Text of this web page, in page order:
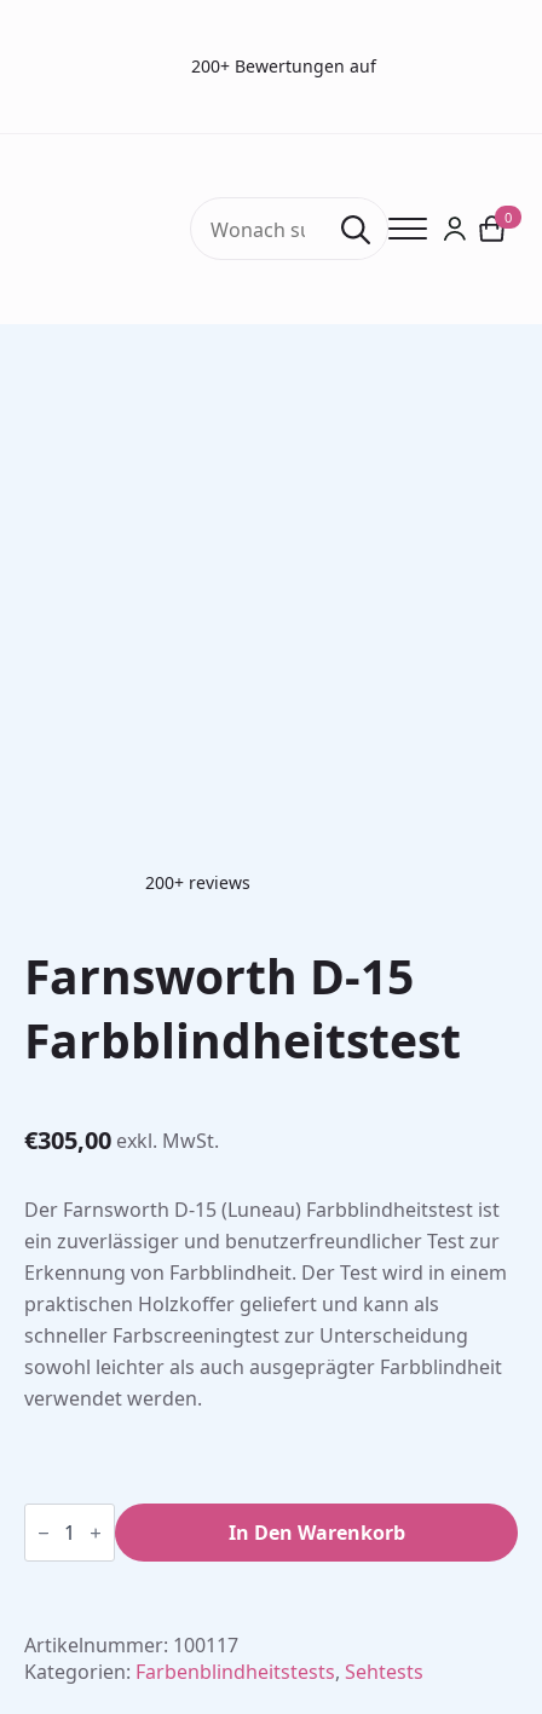
200+ Bewertungen auf
Search
for:
0
Farbenblindheitstests
200+ reviews
Farnsworth D-15
Farbblindheitstest
€305,00 exkl. MwSt.
Der Farnsworth D-15 (Luneau) Farbblindheitstest ist
ein zuverlässiger und benutzerfreundlicher Test zur
Erkennung von Farbblindheit. Der Test wird in einem
praktischen Holzkoffer geliefert und kann als
schneller Farbscreeningtest zur Unterscheidung
sowohl leichter als auch ausgeprägter Farbblindheit
verwendet werden.
Farnsworth
D-
Farbblindheitstest
In Den Warenkorb
Artikelnummer: 100117
Kategorien: Farbenblindheitstests, Sehtests